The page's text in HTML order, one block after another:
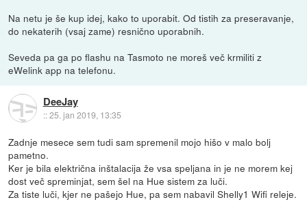
Na netu je še kup idej, kako to uporabit. Od tistih za preseravanje,
do nekaterih (vsaj zame) resnično uporabnih.
Seveda pa ga po flashu na Tasmoto ne moreš več krmiliti z
eWelink app na telefonu.
DeeJay
::25. jan 2019, 13:35
Zadnje mesece sem tudi sam spremenil mojo hišo v malo bolj
pametno.
Ker je bila električna inštalacija že vsa speljana in je ne morem kej
dost več spreminjat, sem šel na Hue sistem za luči.
Za tiste luči, kjer ne pašejo Hue, pa sem nabavil Shelly1 Wifi releje.